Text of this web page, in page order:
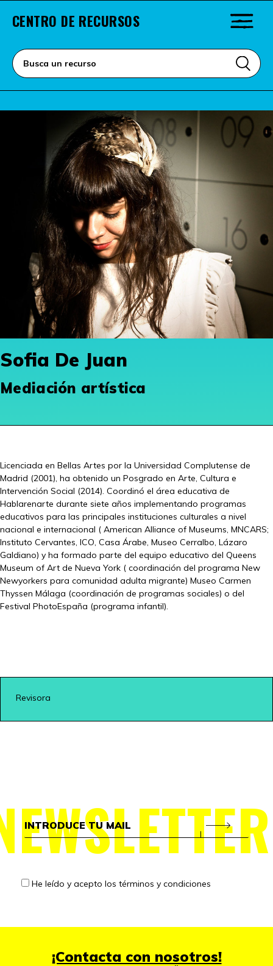
CENTRO DE RECURSOS
Sofia De Juan
Mediación artística
Licenciada en Bellas Artes por la Universidad Complutense de
Madrid (2001), ha obtenido un Posgrado en Arte, Cultura e
Intervención Social (2014). Coordinó el área educativa de
Hablarenarte durante siete años implementando programas
educativos para las principales instituciones culturales a nivel
nacional e internacional ( American Alliance of Museums, MNCARS;
Instituto Cervantes, ICO, Casa Árabe, Museo Cerralbo, Lázaro
Galdiano) y ha formado parte del equipo educativo del Queens
Museum of Art de Nueva York ( coordinación del programa New
Newyorkers para comunidad adulta migrante) Museo Carmen
Thyssen Málaga (coordinación de programas sociales) o del
Festival PhotoEspaña (programa infantil).
Revisora
He leído y acepto los términos y condiciones
¡Contacta con nosotros!